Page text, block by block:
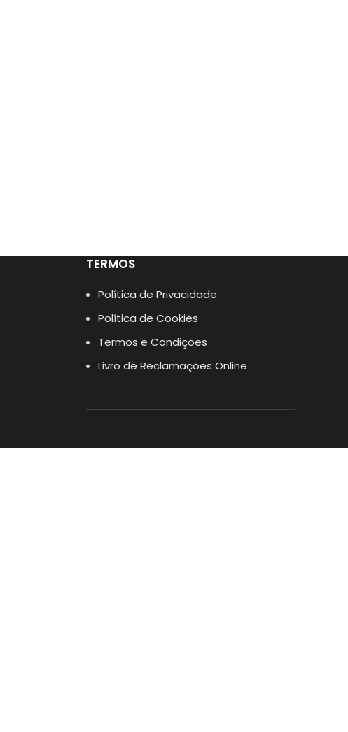
TERMOS
Política de Privacidade
Política de Cookies
Termos e Condições
Livro de Reclamações Online